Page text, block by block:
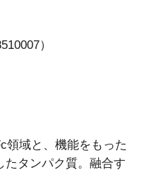
）
領域と、機能をもった
たタンパク質。融合す